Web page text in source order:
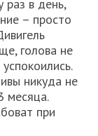
раз в день,
– просто
голова не
никуда не
месяца.
при